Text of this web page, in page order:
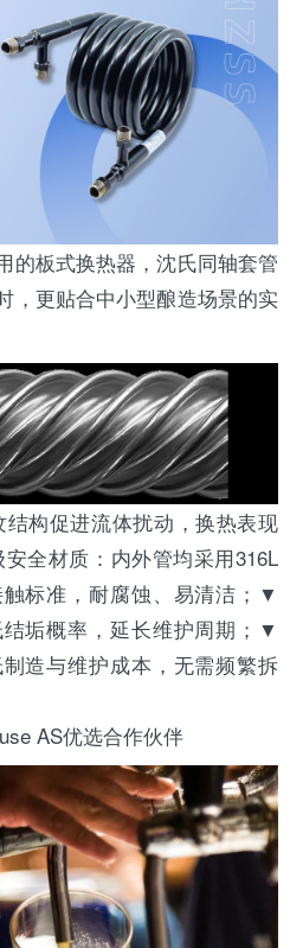
板式换热器，沈氏同轴套管
，更贴合中小型酿造场景的实
促进流体扰动，换热表现
全材质：内外管均采用316L
标准，耐腐蚀、易清洁；▼
垢概率，延长维护周期；▼
造与维护成本，无需频繁拆
AS优选合作伙伴